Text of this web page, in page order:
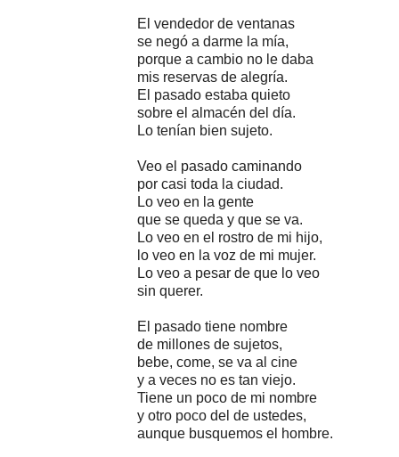
El vendedor de ventanas
se negó a darme la mía,
porque a cambio no le daba
mis reservas de alegría.
El pasado estaba quieto
sobre el almacén del día.
Lo tenían bien sujeto.
Veo el pasado caminando
por casi toda la ciudad.
Lo veo en la gente
que se queda y que se va.
Lo veo en el rostro de mi hijo,
lo veo en la voz de mi mujer.
Lo veo a pesar de que lo veo
sin querer.
El pasado tiene nombre
de millones de sujetos,
bebe, come, se va al cine
y a veces no es tan viejo.
Tiene un poco de mi nombre
y otro poco del de ustedes,
aunque busquemos el hombre.